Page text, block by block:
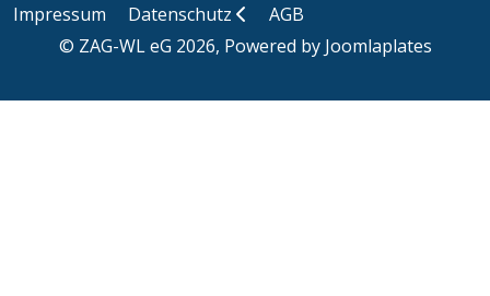
Impressum Datenschutz
AGB
© ZAG-WL eG 2026, Powered by Joomlaplates